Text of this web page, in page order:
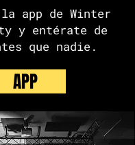
la app de Winter
y entérate de
que nadie.
APP